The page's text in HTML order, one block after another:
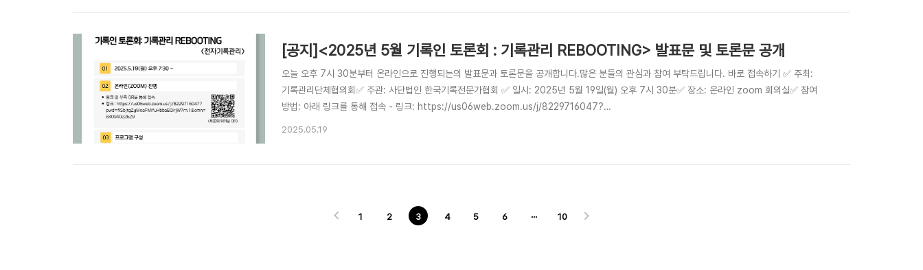
[공지]<2025년 5월 기록인 토론회 : 기록관리 REBOOTING> 발표문 및 토론문 공개
오늘 오후 7시 30분부터 온라인으로 진행되는의 발표문과 토론문을 공개합니다.많은 분들의 관심과 참여 부탁드립니다. 바로 접속하기 ✅ 주최:
기록관리단체협의회✅ 주관: 사단법인 한국기록전문가협회 ✅ 일시: 2025년 5월 19일(월) 오후 7시 30분✅ 장소: 온라인 zoom 회의실✅ 참여
방법: 아래 링크를 통해 접속 - 링크: https://us06web.zoom.us/j/8229716047?
2025.05.19
1 2 3 4 5 6 ··· 10